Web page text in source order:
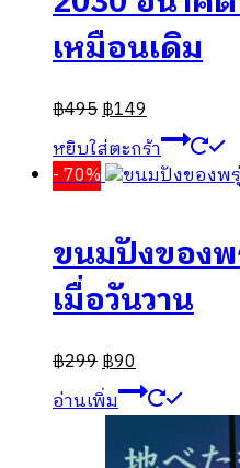
เหมือนเดิม
฿495฿149
หยิบใส่ตะกร้า
- 70%
ขนมปังของ
เมื่อวันวาน
฿299฿90
อ่านเพิ่ม